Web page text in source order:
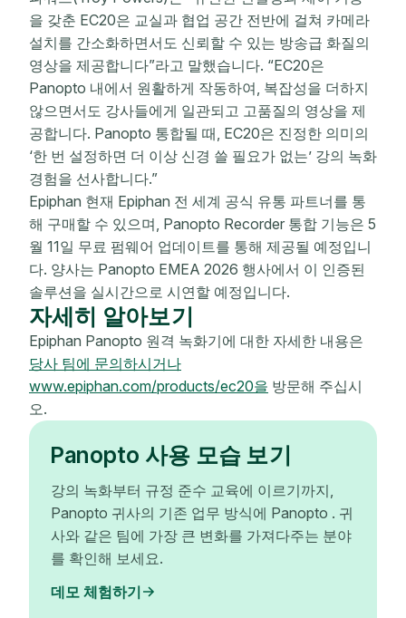
을 갖춘 EC20은 교실과 협업 공간 전반에 걸쳐 카메라
설치를 간소화하면서도 신뢰할 수 있는 방송급 화질의
영상을 제공합니다”라고 말했습니다. “EC20은
Panopto 내에서 원활하게 작동하여, 복잡성을 더하지
않으면서도 강사들에게 일관되고 고품질의 영상을 제
공합니다. Panopto 통합될 때, EC20은 진정한 의미의
‘한 번 설정하면 더 이상 신경 쓸 필요가 없는’ 강의 녹화
경험을 선사합니다.”
Epiphan 현재 Epiphan 전 세계 공식 유통 파트너를 통
해 구매할 수 있으며, Panopto Recorder 통합 기능은 5
월 11일 무료 펌웨어 업데이트를 통해 제공될 예정입니
다. 양사는 Panopto EMEA 2026 행사에서 이 인증된
솔루션을 실시간으로 시연할 예정입니다.
자세히 알아보기
Epiphan Panopto 원격 녹화기에 대한 자세한 내용은
당사 팀에 문의하시거나
www.epiphan.com/products/ec20을 방문해 주십시
오.
Panopto 사용 모습 보기
강의 녹화부터 규정 준수 교육에 이르기까지,
Panopto 귀사의 기존 업무 방식에 Panopto . 귀
사와 같은 팀에 가장 큰 변화를 가져다주는 분야
를 확인해 보세요.
데모 체험하기